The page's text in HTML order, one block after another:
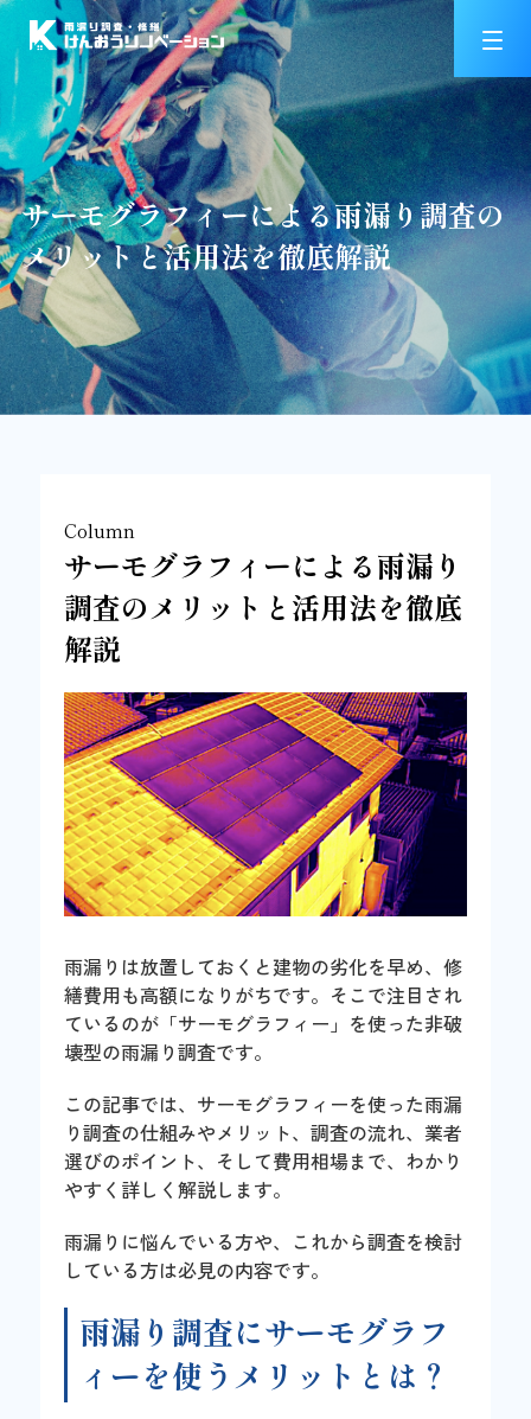
サーモグラフィーによる雨漏り調査の
メリットと活用法を徹底解説
Column
サーモグラフィーによる雨漏り
調査のメリットと活用法を徹底
解説
雨漏りは放置しておくと建物の劣化を早め、修
繕費用も高額になりがちです。そこで注目され
ているのが「サーモグラフィー」を使った非破
壊型の雨漏り調査です。
この記事では、サーモグラフィーを使った雨漏
り調査の仕組みやメリット、調査の流れ、業者
選びのポイント、そして費用相場まで、わかり
やすく詳しく解説します。
雨漏りに悩んでいる方や、これから調査を検討
している方は必見の内容です。
雨漏り調査にサーモグラフ
ィーを使うメリットとは？